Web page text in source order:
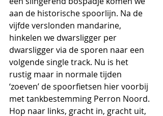
aan de historische spoorlijn. Na de
vijfde verslonden mandarine,
hinkelen we dwarsligger per
dwarsligger via de sporen naar een
volgende single track. Nu is het
rustig maar in normale tijden
‘zoeven’ de spoorfietsen hier voorbij
met tankbestemming Perron Noord.
Hop naar links, gracht in, gracht uit,